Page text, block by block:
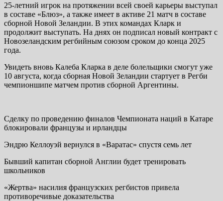
25-летний игрок на протяжении всей своей карьеры выступал
в составе «Блюз», а также имеет в активе 21 матч в составе
сборной Новой Зеландии. В этих командах Кларк и
продолжит выступать. На днях он подписал новый контракт с
Новозеландским регбийным союзом сроком до конца 2025
года.
Увидеть вновь Калеба Кларка в деле болельщики смогут уже
10 августа, когда сборная Новой Зеландии стартует в Регби
чемпионшипе матчем против сборной Аргентины.
Сделку по проведению финалов Чемпионата наций в Катаре
блокировали французы и ирландцы
Эндрю Келлоуэй вернулся в «Варатас» спустя семь лет
Бывший капитан сборной Англии будет тренировать
школьников
«Жертва» насилия французских регбистов привела
противоречивые доказательства